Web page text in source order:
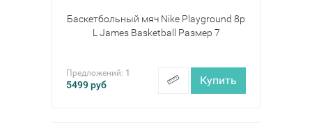
Баскетбольный мяч Nike Playground 8p
L James Basketball Размер 7
Предложений: 1
5499руб Купить